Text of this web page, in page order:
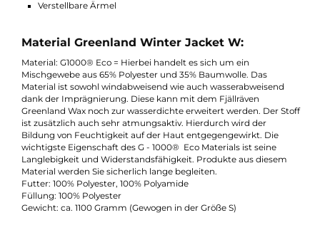
Funktionen Greenland Winter Jacket W:
Verstärkt an den Ellenbogen und den Schultern
Befestigte, verstellbare Kapuze
Zwei Wege Reißverschluss mit Sturmabdeckung
Vier Jackentaschen; zwei an der Brust, zwei im Hüftbereich
Verstellbare Ärmel
Material Greenland Winter Jacket W:
Material: G1000® Eco = Hierbei handelt es sich um ein
Mischgewebe aus 65% Polyester und 35% Baumwolle. Das
Material ist sowohl windabweisend wie auch wasserabweisend